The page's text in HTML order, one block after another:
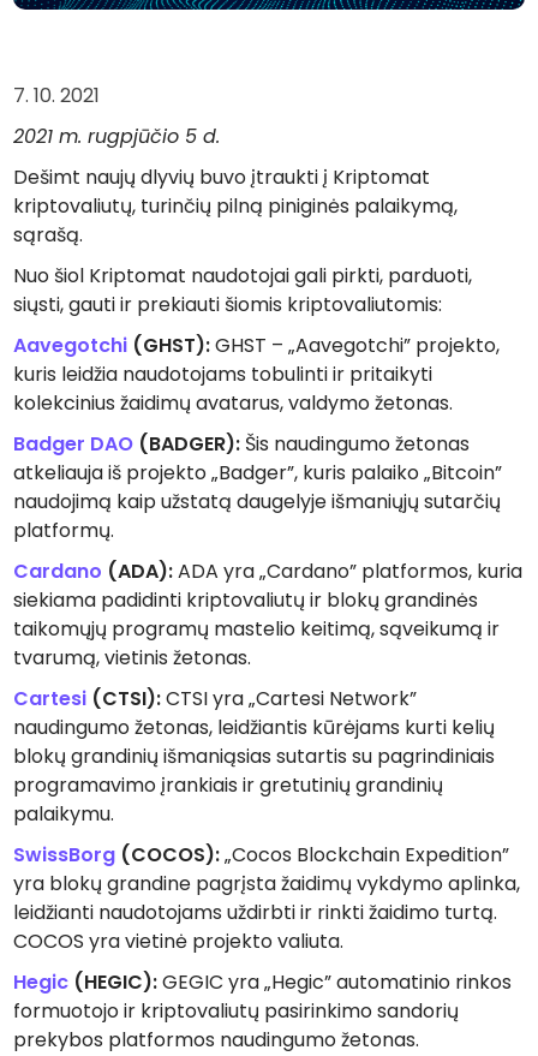
Rask savo kripto strategiją
Uždirbkite atlygį už savo turimas kriptovaliutas
Saugykla
Pasikartojantis pirkimas
Reguliariai planuojamos investicijos (ang.DCA)
Įspėjimai apie kainas
Mėgstamų žetonų kainų atnaujinimai realiuoju laiku
Atraskite išteklius
Atraskite investavimo galimybes
Protingos įžvalgos, užtikrinančios optimalų rezultatą
7. 10. 2021
2021 m. rugpjūčio 5 d.
Dešimt naujų dlyvių buvo įtraukti į Kriptomat
kriptovaliutų, turinčių pilną piniginės palaikymą,
sąrašą.
Nuo šiol Kriptomat naudotojai gali pirkti, parduoti,
siųsti, gauti ir prekiauti šiomis kriptovaliutomis:
Aavegotchi (GHST):GHST – „Aavegotchi” projekto,
kuris leidžia naudotojams tobulinti ir pritaikyti
kolekcinius žaidimų avatarus, valdymo žetonas.
Badger DAO (BADGER): Šis naudingumo žetonas
atkeliauja iš projekto „Badger”, kuris palaiko „Bitcoin”
naudojimą kaip užstatą daugelyje išmaniųjų sutarčių
platformų.
Cardano (ADA):ADA yra „Cardano” platformos, kuria
siekiama padidinti kriptovaliutų ir blokų grandinės
taikomųjų programų mastelio keitimą, sąveikumą ir
tvarumą, vietinis žetonas.
Cartesi (CTSI):CTSI yra „Cartesi Network”
naudingumo žetonas, leidžiantis kūrėjams kurti kelių
blokų grandinių išmaniąsias sutartis su pagrindiniais
programavimo įrankiais ir gretutinių grandinių
palaikymu.
SwissBorg (COCOS):„Cocos Blockchain Expedition”
yra blokų grandine pagrįsta žaidimų vykdymo aplinka,
leidžianti naudotojams uždirbti ir rinkti žaidimo turtą.
COCOS yra vietinė projekto valiuta.
Hegic (HEGIC):GEGIC yra „Hegic” automatinio rinkos
formuotojo ir kriptovaliutų pasirinkimo sandorių
prekybos platformos naudingumo žetonas.